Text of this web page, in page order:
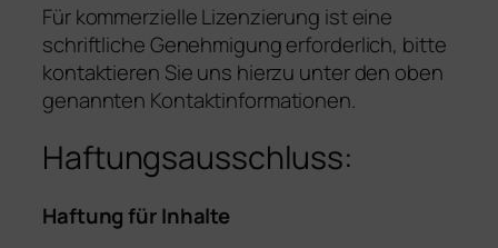
Für kommerzielle Lizenzierung ist eine
schriftliche Genehmigung erforderlich, bitte
kontaktieren Sie uns hierzu unter den oben
genannten Kontaktinformationen.
Haftungsausschluss:
Haftung für Inhalte